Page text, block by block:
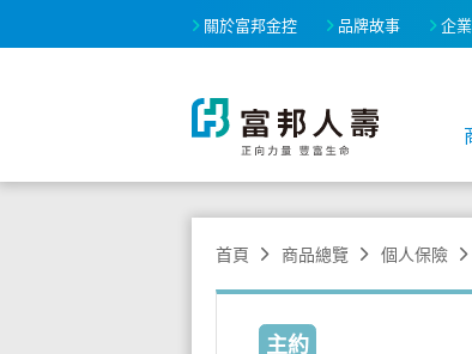
關於富邦金控 品牌故事 企
首頁 商品總覽 個人保險
主約